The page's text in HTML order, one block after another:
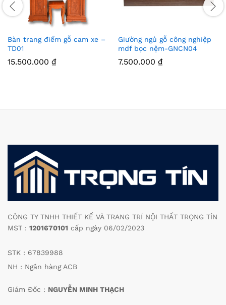
Bàn trang điểm gỗ cam xe –
TD01
15.500.000 ₫
Giường ngủ gỗ công nghiệp
mdf bọc nệm-GNCN04
7.500.000 ₫
CÔNG TY TNHH THIẾT KẾ VÀ TRANG TRÍ NỘI THẤT TRỌNG TÍN
MST : 1201670101 cấp ngày 06/02/2023
STK : 67839988
NH : Ngân hàng ACB
Giám Đốc : NGUYỄN MINH THẠCH